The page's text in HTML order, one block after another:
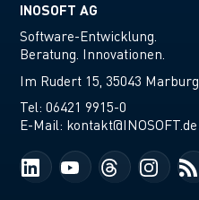
INOSOFT AG
Software-Entwicklung.
Beratung. Innovationen.
Im Rudert 15, 35043 Marburg
Tel:06421 9915-0
E-Mail: kontakt@INOSOFT.de